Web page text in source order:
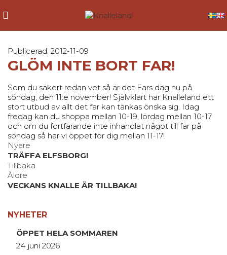
Publicerad: 2012-11-09
GLÖM INTE BORT FAR!
Som du säkert redan vet så är det Fars dag nu på
söndag, den 11:e november! Självklart har Knalleland ett
stort utbud av allt det far kan tänkas önska sig. Idag
fredag kan du shoppa mellan 10-19, lördag mellan 10-17
och om du fortfarande inte inhandlat något till far på
söndag så har vi öppet för dig mellan 11-17!
Nyare
TRÄFFA ELFSBORG!
Tillbaka
Äldre
VECKANS KNALLE ÄR TILLBAKA!
NYHETER
ÖPPET HELA SOMMAREN
24 juni 2026